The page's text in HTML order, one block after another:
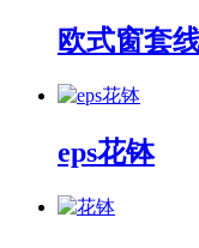
欧式窗套
eps花钵